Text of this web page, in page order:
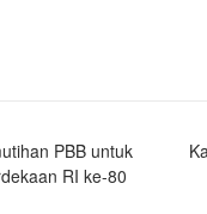
PBB untuk
RI ke-80